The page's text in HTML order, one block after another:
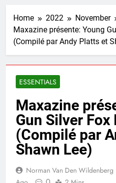
Home 2022 November
Maxazine présente: Young
(Compilé par Andy Platts et
ESSENTIALS
Maxazine
Gun Silver
(Compilé par
Shawn Lee)
Norman Van Den Wildenberg